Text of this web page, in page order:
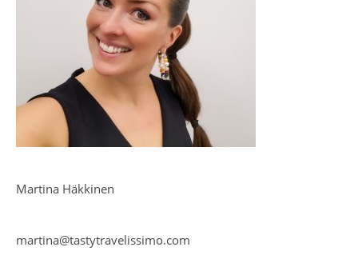
Martina Häkkinen
martina@tastytravelissimo.com